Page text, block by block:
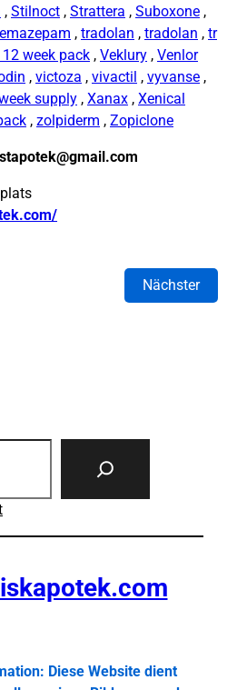
, Stilnoct , Strattera , Suboxone ,
, tradolan , tradolan , tr
week pack , Veklury , Venlor
, victoza , vivactil , vyvanse ,
supply , Xanax , Xenical
, zolpiderm , Zopiclone
Nächster
Diese Website dient